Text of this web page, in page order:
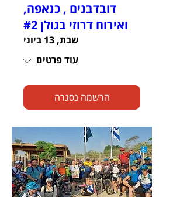
דובדבנים , כנאפה,
ואירוח דרוזי בגולן #2
שבת, 13 ביוני
עוד פרטים
הרשמה נסגרה